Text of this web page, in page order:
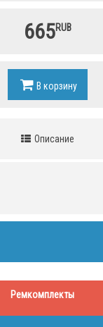
665RUB
В корзину
Описание
Ремкомплекты